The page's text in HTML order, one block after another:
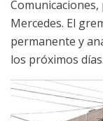
Mercedes. El
permanente y
los próximos días.